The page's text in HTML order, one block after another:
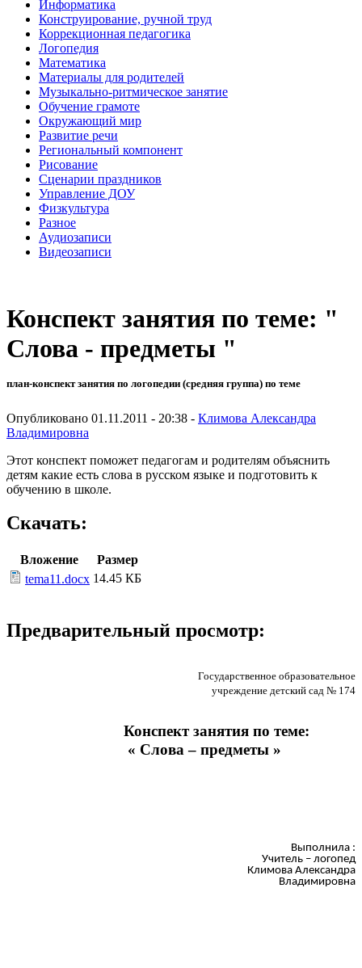
Информатика
Конструирование, ручной труд
Коррекционная педагогика
Логопедия
Математика
Материалы для родителей
Музыкально-ритмическое занятие
Обучение грамоте
Окружающий мир
Развитие речи
Региональный компонент
Рисование
Сценарии праздников
Управление ДОУ
Физкультура
Разное
Аудиозаписи
Видеозаписи
Конспект занятия по теме: "
Слова - предметы "
план-конспект занятия по логопедии (средняя группа) по теме
Опубликовано 01.11.2011 - 20:38 - Климова Александра
Владимировна
Этот конспект поможет педагогам и родителям объяснить
детям какие есть слова в русском языке и подготовить к
обучению в школе.
Скачать:
Вложение
Размер
tema11.docx 14.45 КБ
Предварительный просмотр:
Государственное образовательное
учреждение детский сад № 174
Конспект занятия по теме:
« Слова – предметы »
Выполнила :
Учитель – логопед
Климова Александра
Владимировна